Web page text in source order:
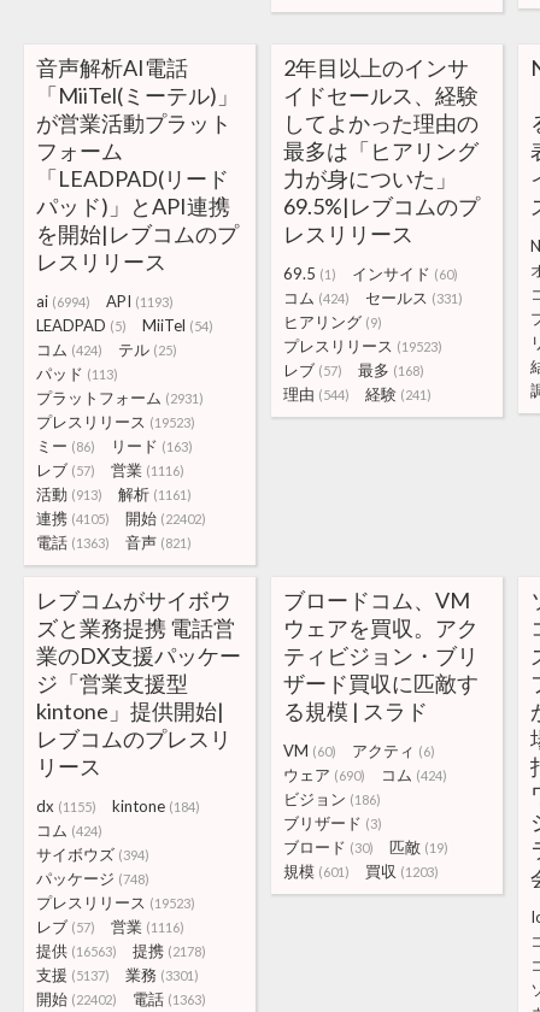
音声解析AI電話
「MiiTel(ミーテル)」
が営業活動プラット
フォーム
「LEADPAD(リード
パッド)」とAPI連携
を開始|レブコムのプ
レスリリース
ai (6994) API (1193)
LEADPAD (5) MiiTel (54)
コム (424) テル (25)
パッド (113)
プラットフォーム (2931)
プレスリリース (19523)
ミー (86) リード (163)
レブ (57) 営業 (1116)
活動 (913) 解析 (1161)
連携 (4105) 開始 (22402)
電話 (1363) 音声 (821)
2年目以上のインサ
イドセールス、経験
してよかった理由の
最多は「ヒアリング
力が身についた」
69.5%|レブコムのプ
レスリリース
69.5 (1) インサイド (60)
コム (424) セールス (331)
ヒアリング (9)
プレスリリース (19523)
レブ (57) 最多 (168)
理由 (544) 経験 (241)
レブコムがサイボウ
ズと業務提携 電話営
業のDX支援パッケー
ジ「営業支援型
kintone」提供開始|
レブコムのプレスリ
リース
dx (1155) kintone (184)
コム (424)
サイボウズ (394)
パッケージ (748)
プレスリリース (19523)
レブ (57) 営業 (1116)
提供 (16563) 提携 (2178)
支援 (5137) 業務 (3301)
開始 (22402) 電話 (1363)
ブロードコム、VM
ウェアを買収。アク
ティビジョン・ブリ
ザード買収に匹敵す
る規模 | スラド
VM (60) アクティ (6)
ウェア (690) コム (424)
ビジョン (186)
ブリザード (3)
ブロード (30) 匹敵 (19)
規模 (601) 買収 (1203)